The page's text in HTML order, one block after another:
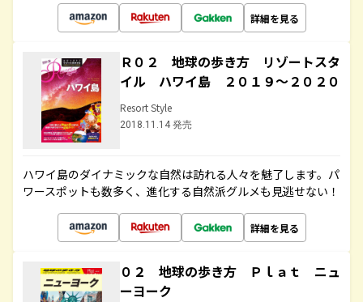
詳細を見る
Ｒ０２ 地球の歩き方 リゾートスタ
イル ハワイ島 ２０１９～２０２０
Resort Style
2018.11.14 発売
ハワイ島のダイナミックな自然は訪れる人々を魅了します。パ
ワースポットも数多く、進化する自然派グルメも見逃せない！
詳細を見る
０２ 地球の歩き方 Ｐｌａｔ ニュ
ーヨーク